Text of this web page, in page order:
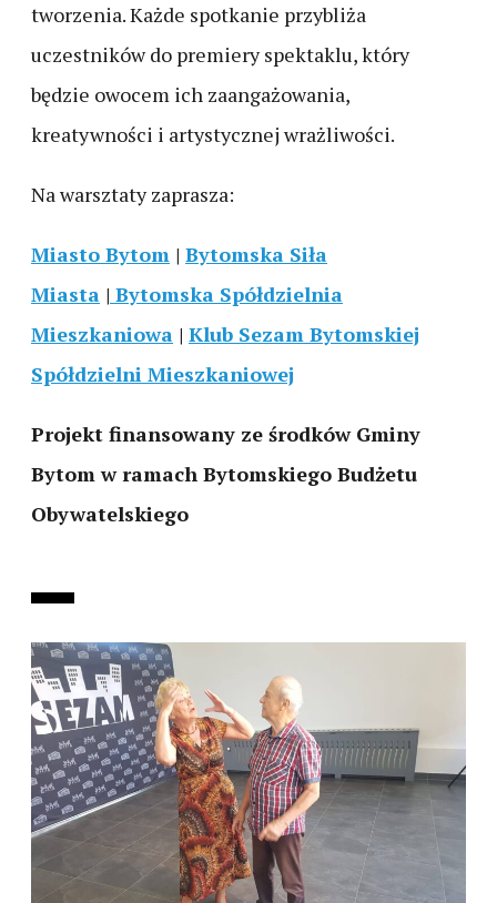
tworzenia. Każde spotkanie przybliża
uczestników do premiery spektaklu, który
będzie owocem ich zaangażowania,
kreatywności i artystycznej wrażliwości.
Na warsztaty zaprasza:
Miasto Bytom | Bytomska Siła
Miasta | Bytomska Spółdzielnia
Mieszkaniowa | Klub Sezam Bytomskiej
Spółdzielni Mieszkaniowej
Projekt finansowany ze środków Gminy
Bytom w ramach Bytomskiego Budżetu
Obywatelskiego